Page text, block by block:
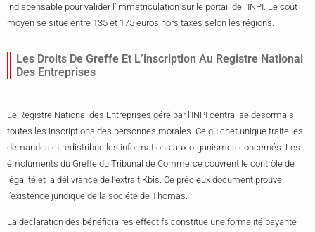
indispensable pour valider l’immatriculation sur le portail de l’INPI. Le coût
moyen se situe entre 135 et 175 euros hors taxes selon les régions.
Les Droits De Greffe Et L’inscription Au Registre National
Des Entreprises
Le Registre National des Entreprises géré par l’INPI centralise désormais
toutes les inscriptions des personnes morales. Ce guichet unique traite les
demandes et redistribue les informations aux organismes concernés. Les
émoluments du Greffe du Tribunal de Commerce couvrent le contrôle de
légalité et la délivrance de l’extrait Kbis. Ce précieux document prouve
l’existence juridique de la société de Thomas.
La déclaration des bénéficiaires effectifs constitue une formalité payante